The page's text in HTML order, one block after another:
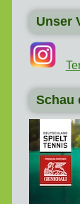
Unser
Schau